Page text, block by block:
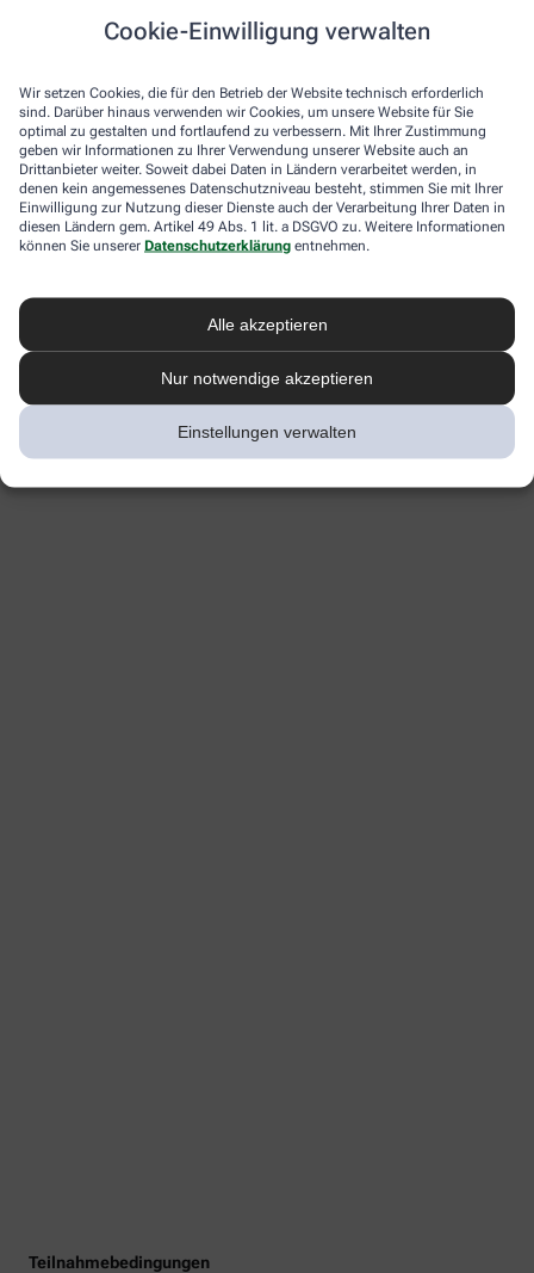
Cookie-Einwilligung verwalten
Wir setzen Cookies, die für den Betrieb der Website technisch erforderlich
sind. Darüber hinaus verwenden wir Cookies, um unsere Website für Sie
optimal zu gestalten und fortlaufend zu verbessern. Mit Ihrer Zustimmung
geben wir Informationen zu Ihrer Verwendung unserer Website auch an
Drittanbieter weiter. Soweit dabei Daten in Ländern verarbeitet werden, in
denen kein angemessenes Datenschutzniveau besteht, stimmen Sie mit Ihrer
Einwilligung zur Nutzung dieser Dienste auch der Verarbeitung Ihrer Daten in
diesen Ländern gem. Artikel 49 Abs. 1 lit. a DSGVO zu. Weitere Informationen
können Sie unserer Datenschutzerklärung entnehmen.
Alle akzeptieren
Nur notwendige akzeptieren
Einstellungen verwalten
Teilnahmebedingungen